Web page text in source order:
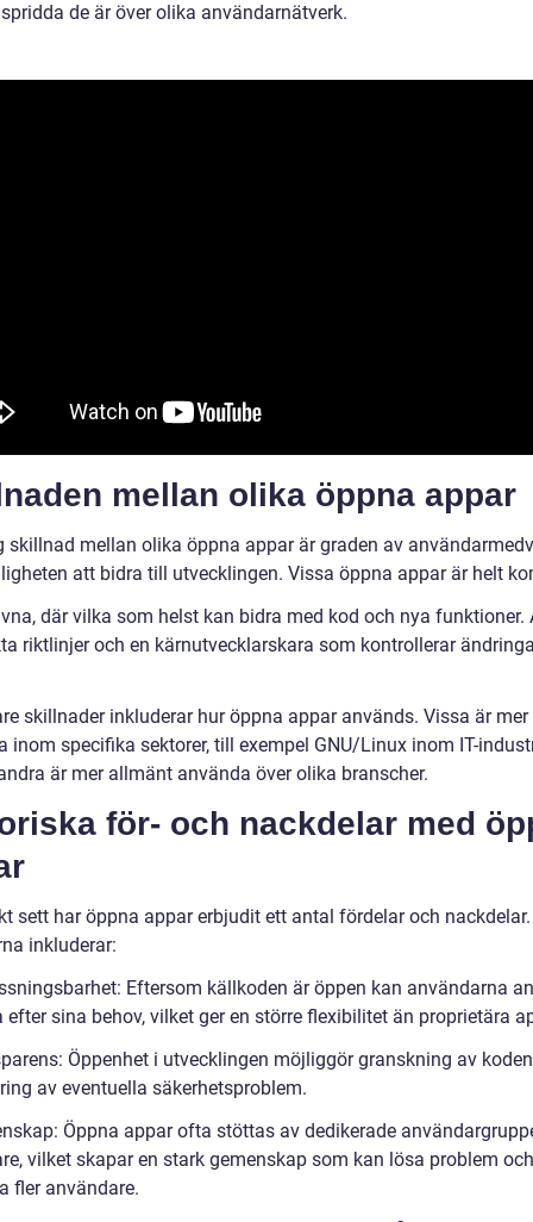
de är över olika användarnätverk.
mellan olika öppna appar
skillnad mellan olika öppna appar är graden av
att bidra till utvecklingen. Vissa öppna appar är helt
där vilka som helst kan bidra med kod och nya funktioner.
riktlinjer och en kärnutvecklarskara som kontrollerar
skillnader inkluderar hur öppna appar används. Vissa är mer
inom specifika sektorer, till exempel GNU/Linux inom IT-
är mer allmänt använda över olika branscher.
för- och nackdelar med
sett har öppna appar erbjudit ett antal fördelar och nackdelar.
inkluderar:
Eftersom källkoden är öppen kan användarna
efter sina behov, vilket ger en större flexibilitet än proprietära
Öppenhet i utvecklingen möjliggör granskning av
av eventuella säkerhetsproblem.
Öppna appar ofta stöttas av dedikerade
vilket skapar en stark gemenskap som kan lösa problem och
fler användare.